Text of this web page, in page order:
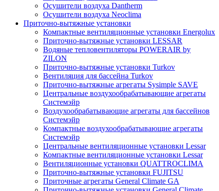
Осушители воздуха Dantherm
Осушители воздуха Neoclima
Приточно-вытяжные установки
Компактные вентиляционные установки Energolux
Приточно-вытяжные установки LESSAR
Водяные тепловентиляторы POWERAIR by
ZILON
Приточно-вытяжные установки Turkov
Вентиляция для бассейна Turkov
Приточно-вытяжные агрегаты Sysimple SAVE
Центральные воздухообрабатывающие агрегаты
Системэйр
Воздухообрабатывающие агрегаты для бассейнов
Системэйр
Компактные воздухообрабатывающие агрегаты
Системэйр
Центральные вентиляционные установки Lessar
Компактные вентиляционные установки Lessar
Вентиляционные установки QUATTROCLIMA
Приточно-вытяжные установки FUJITSU
Приточные агрегаты General Climate GA